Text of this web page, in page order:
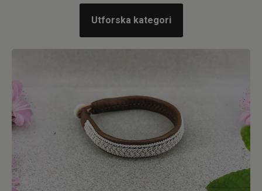
Utforska kategori